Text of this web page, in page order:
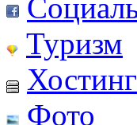
Туризм
Хостинг
Фото